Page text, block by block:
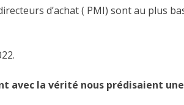
d’achat ( PMI) sont au plus
avec la vérité nous prédisaient